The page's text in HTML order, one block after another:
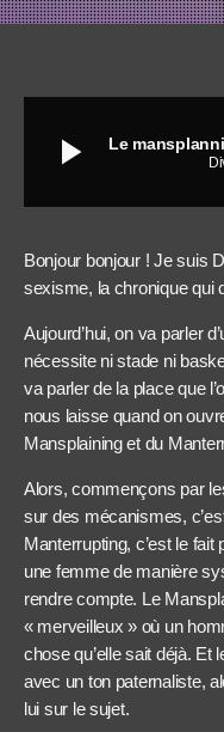
play_arrow Le
Bonjour bonjour ! Je suis
sexisme, la chronique qui
Aujourd’hui, on va parler
nécessite ni stade ni
va parler de la place que
nous laisse quand on
Mansplaining et du
Alors, commençons par
sur des mécanismes,
Manterrupting, c’est le
une femme de manière
rendre compte. Le
« merveilleux » où un
chose qu’elle sait déjà. Et
avec un ton paternaliste,
lui sur le sujet.